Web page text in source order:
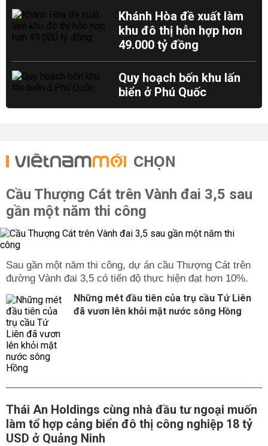
Khánh Hòa đề xuất làm
khu đô thị hỗn hợp hơn
49.000 tỷ đồng
Quy hoạch bốn khu lấn
biển ở Phú Quốc
CHỌN
Cầu Thượng Cát trên Vành đai 3,5 sau
gần một năm thi công
Sau gần một năm thi công, dự án cầu Thượng Cát trên
đường Vành đai 3,5 có tiến độ thực hiện đạt hơn 10%.
Những mét đầu tiên của trụ cầu Tứ Liên
đã vươn lên khỏi mặt nước sông Hồng
Thái An Holdings cùng nhà đầu tư ngoại muốn
làm tổ hợp cảng biển đô thị công nghiệp 18 tỷ
USD ở Quảng Ninh